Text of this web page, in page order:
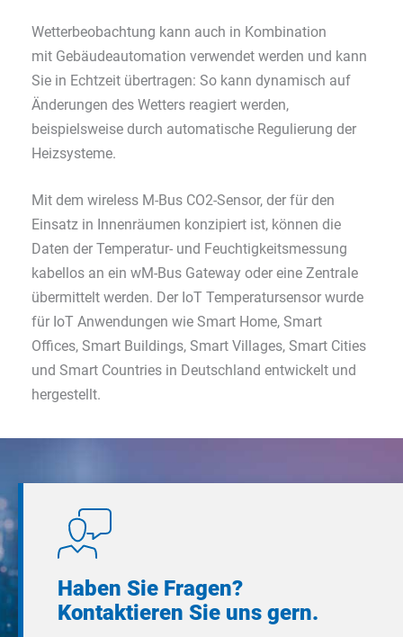
Wetterbeobachtung kann auch in Kombination
mit Gebäudeautomation verwendet werden und kann
Sie in Echtzeit übertragen: So kann dynamisch auf
Änderungen des Wetters reagiert werden,
beispielsweise durch automatische Regulierung der
Heizsysteme.
Mit dem wireless M-Bus CO2-Sensor, der für den
Einsatz in Innenräumen konzipiert ist, können die
Daten der Temperatur- und Feuchtigkeitsmessung
kabellos an ein wM-Bus Gateway oder eine Zentrale
übermittelt werden. Der IoT Temperatursensor wurde
für IoT Anwendungen wie Smart Home, Smart
Offices, Smart Buildings, Smart Villages, Smart Cities
und Smart Countries in Deutschland entwickelt und
hergestellt.
Haben Sie Fragen?
Kontaktieren Sie uns gern.